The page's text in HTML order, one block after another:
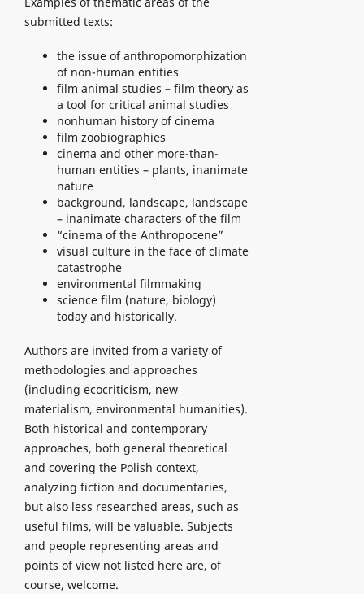
submitted texts:
the issue of anthropomorphization
of non-human entities
film animal studies – film theory as
a tool for critical animal studies
nonhuman history of cinema
film zoobiographies
cinema and other more-than-
human entities – plants, inanimate
nature
background, landscape, landscape
– inanimate characters of the film
“cinema of the Anthropocene”
visual culture in the face of climate
catastrophe
environmental filmmaking
science film (nature, biology)
today and historically.
Authors are invited from a variety of
methodologies and approaches
(including ecocriticism, new
materialism, environmental humanities).
Both historical and contemporary
approaches, both general theoretical
and covering the Polish context,
analyzing fiction and documentaries,
but also less researched areas, such as
useful films, will be valuable. Subjects
and people representing areas and
points of view not listed here are, of
course, welcome.